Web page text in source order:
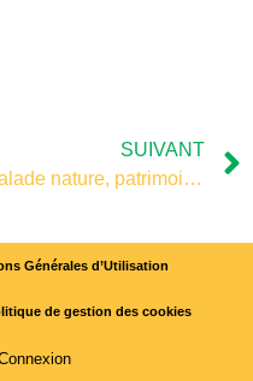
SUIVANT
Balade nature, patrimoine et musicale aux chaumes de la Tourette à La Couronne
Générales d’Utilisation
de gestion des cookies